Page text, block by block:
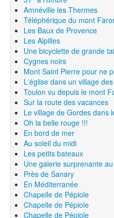
Amnéville les Thermes
Téléphérique du mont
Les Baux de Provence
Les Alpilles
Une bicyclette de grande
Cygnes noirs
Mont Saint Pierre pour ne
L'église dans un village
Toulon vu depuis le mont
Sur la route des vacances
Le village de Gordes dans
Oh la belle rouge !!!
En bord de mer
Au soleil du midi
Les petits bateaux
Une galerie surprenante
Près de Sanary
En Méditerranée
Chapelle de Pépiole
Chapelle de Pépiole
Chapelle de Pépiole